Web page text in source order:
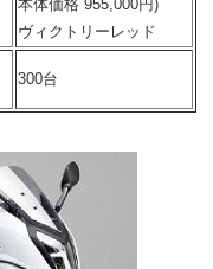
本体価格 955,000円)
ヴィクトリーレッド
300台